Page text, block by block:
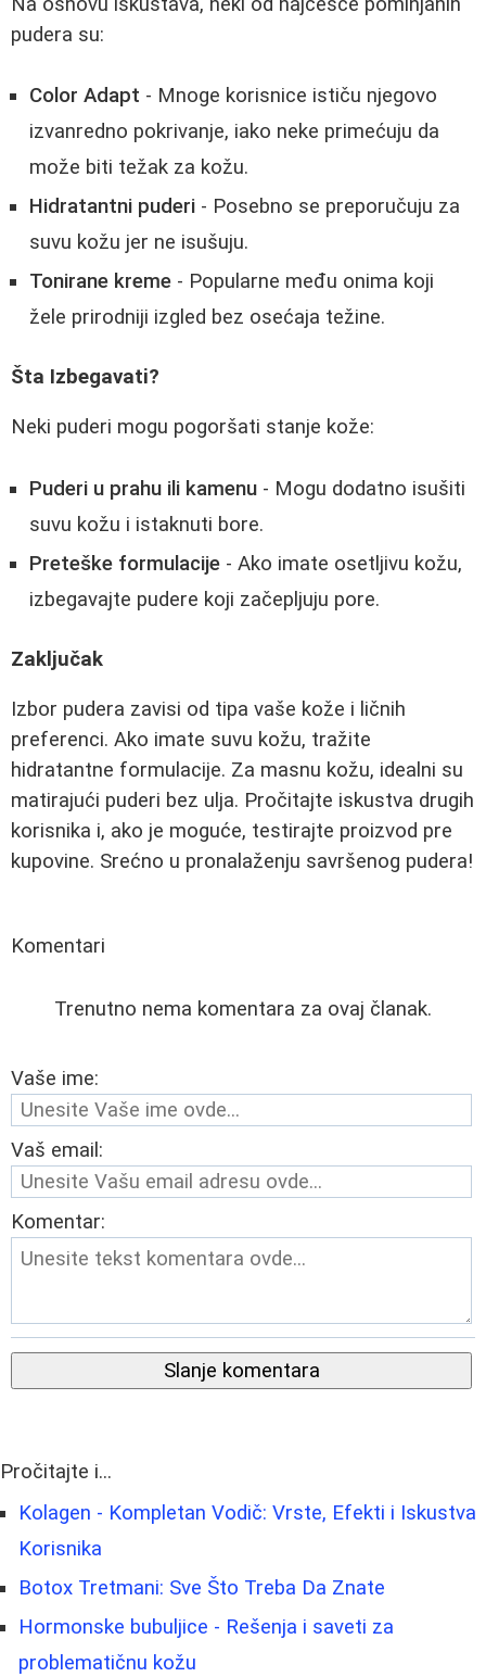
pudera su:
Color Adapt - Mnoge korisnice ističu njegovo
izvanredno pokrivanje, iako neke primećuju da
može biti težak za kožu.
Hidratantni puderi - Posebno se preporučuju za
suvu kožu jer ne isušuju.
Tonirane kreme - Popularne među onima koji
žele prirodniji izgled bez osećaja težine.
Šta Izbegavati?
Neki puderi mogu pogoršati stanje kože:
Puderi u prahu ili kamenu - Mogu dodatno isušiti
suvu kožu i istaknuti bore.
Preteške formulacije - Ako imate osetljivu kožu,
izbegavajte pudere koji začepljuju pore.
Zaključak
Izbor pudera zavisi od tipa vaše kože i ličnih
preferenci. Ako imate suvu kožu, tražite
hidratantne formulacije. Za masnu kožu, idealni su
matirajući puderi bez ulja. Pročitajte iskustva drugih
korisnika i, ako je moguće, testirajte proizvod pre
kupovine. Srećno u pronalaženju savršenog pudera!
Komentari
Trenutno nema komentara za ovaj članak.
Vaše ime:
Vaš email:
Komentar:
Slanje komentara
Pročitajte i...
Kolagen - Kompletan Vodič: Vrste, Efekti i Iskustva
Korisnika
Botox Tretmani: Sve Što Treba Da Znate
Hormonske bubuljice - Rešenja i saveti za
problematičnu kožu